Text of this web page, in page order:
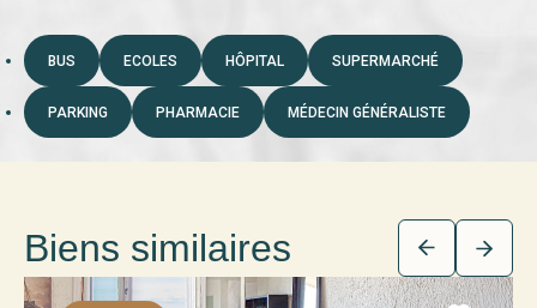
BUS ECOLES HÔPITAL SUPERMARCHÉ
PARKING PHARMACIE MÉDECIN GÉNÉRALISTE
Biens similaires